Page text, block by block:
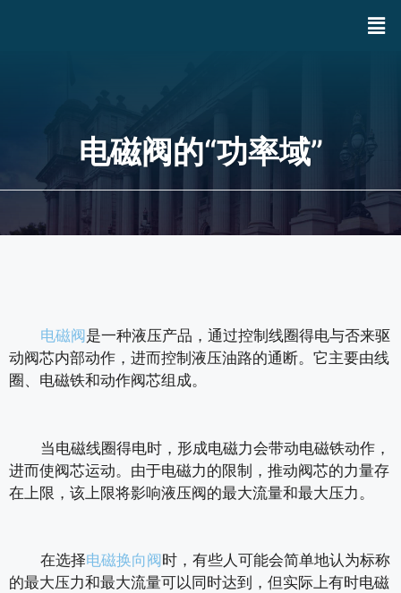
电磁阀的“功率域”
电磁阀是一种液压产品，通过控制线圈得电与否来驱
动阀芯内部动作，进而控制液压油路的通断。它主要由线
圈、电磁铁和动作阀芯组成。
当电磁线圈得电时，形成电磁力会带动电磁铁动作，
进而使阀芯运动。由于电磁力的限制，推动阀芯的力量存
在上限，该上限将影响液压阀的最大流量和最大压力。
在选择电磁换向阀时，有些人可能会简单地认为标称
的最大压力和最大流量可以同时达到，但实际上有时电磁